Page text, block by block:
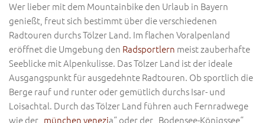
Wer lieber mit dem Mountainbike den Urlaub in Bayern
genießt, freut sich bestimmt über die verschiedenen
Radtouren durchs Tölzer Land. Im flachen Voralpenland
eröffnet die Umgebung den Radsportlern meist zauberhafte
Seeblicke mit Alpenkulisse. Das Tölzer Land ist der ideale
Ausgangspunkt für ausgedehnte Radtouren. Ob sportlich die
Berge rauf und runter oder gemütlich durchs Isar- und
Loisachtal. Durch das Tölzer Land führen auch Fernradwege
wie der „ münchen venezia“ oder der „Bodensee-Königssee“